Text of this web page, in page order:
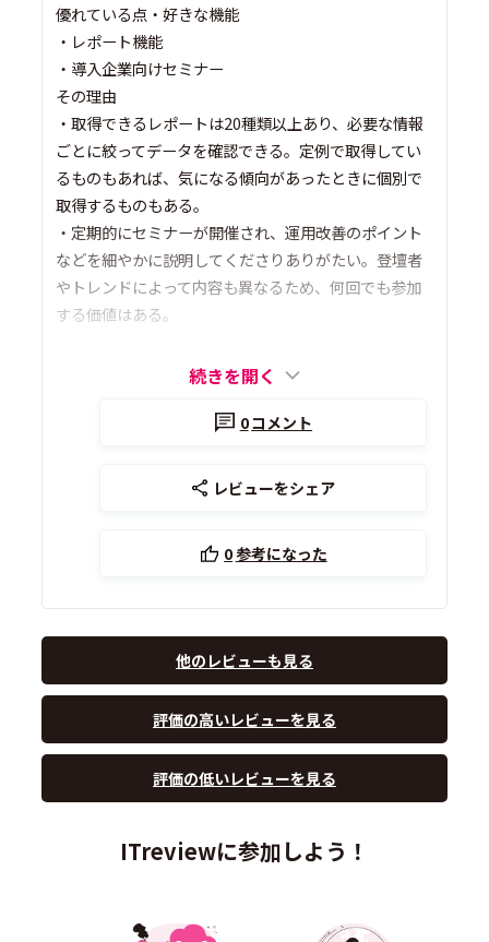
優れている点・好きな機能
・レポート機能
・導入企業向けセミナー
その理由
・取得できるレポートは20種類以上あり、必要な情報
ごとに絞ってデータを確認できる。定例で取得してい
るものもあれば、気になる傾向があったときに個別で
取得するものもある。
・定期的にセミナーが開催され、運用改善のポイント
などを細やかに説明してくださりありがたい。登壇者
やトレンドによって内容も異なるため、何回でも参加
する価値はある。
続きを開く
0コメント
レビューをシェア
0参考になった
他のレビューも見る
評価の高いレビューを見る
評価の低いレビューを見る
ITreviewに参加しよう！